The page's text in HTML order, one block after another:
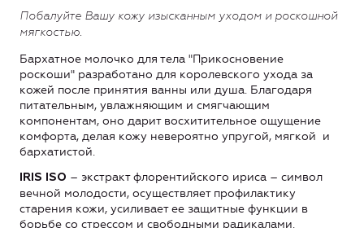
Побалуйте Вашу кожу изысканным уходом и роскошной
мягкостью.
Бархатное молочко для тела "Прикосновение
роскоши" разработано для королевского ухода за
кожей после принятия ванны или душа. Благодаря
питательным, увлажняющим и смягчающим
компонентам, оно дарит восхитительное ощущение
комфорта, делая кожу невероятно упругой, мягкой и
бархатистой.
IRIS ISO – экстракт флорентийского ириса – символ
вечной молодости, осуществляет профилактику
старения кожи, усиливает ее защитные функции в
борьбе со стрессом и свободными радикалами.